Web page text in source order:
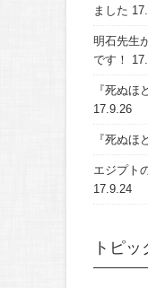
ました
明石先生
です！
『死ぬほ
17.9.26
『死ぬほ
エジプト
17.9.24
トピッ